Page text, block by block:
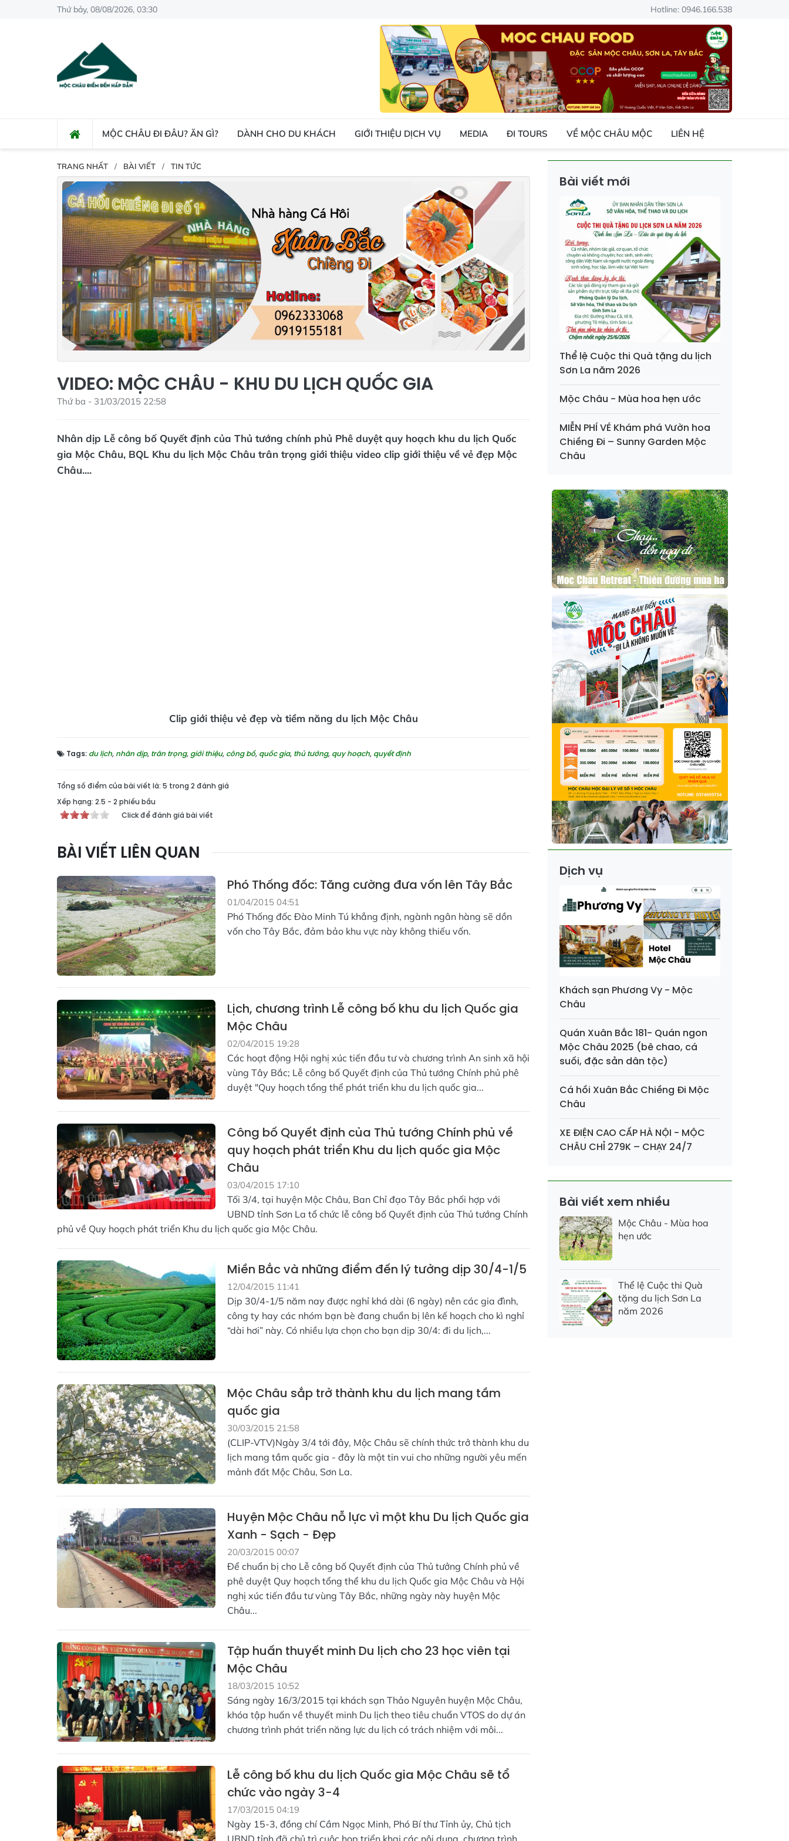
Thứ bảy, 08/08/2026, 03:30 Hotline: 0946.166.538
MỘC CHÂU ĐI ĐÂU? ĂN GÌ? DÀNH CHO DU KHÁCH GIỚI THIỆU DỊCH VỤ MEDIA ĐI TOURS VỀ MỘC CHÂU MỘC LIÊN HỆ
TRANG NHẤT BÀI VIẾT TIN TỨC
VIDEO: MỘC CHÂU - KHU DU LỊCH QUỐC GIA
Thứ ba - 31/03/2015 22:58
Nhân dịp Lễ công bố Quyết định của Thủ tướng chính phủ Phê duyệt quy hoạch khu du lịch Quốc
gia Mộc Châu, BQL Khu du lịch Mộc Châu trân trọng giới thiệu video clip giới thiệu về vẻ đẹp Mộc
Châu....
Clip giới thiệu vẻ đẹp và tiềm năng du lịch Mộc Châu
Tags: du lịch, nhân dịp, trân trọng, giới thiệu, công bố, quốc gia, thủ tướng, quy hoạch, quyết định
Tổng số điểm của bài viết là: 5 trong 2 đánh giá
Xếp hạng: 2.5 - 2 phiếu bầu
Click để đánh giá bài viết
BÀI VIẾT LIÊN QUAN
Phó Thống đốc: Tăng cường đưa vốn lên Tây Bắc
01/04/2015 04:51
Phó Thống đốc Đào Minh Tú khẳng định, ngành ngân hàng sẽ dồn
vốn cho Tây Bắc, đảm bảo khu vực này không thiếu vốn.
Lịch, chương trình Lễ công bố khu du lịch Quốc gia
Mộc Châu
02/04/2015 19:28
Các hoạt động Hội nghị xúc tiến đầu tư và chương trình An sinh xã hội
vùng Tây Bắc; Lễ công bố Quyết định của Thủ tướng Chính phủ phê
duyệt "Quy hoạch tổng thể phát triển khu du lịch quốc gia...
Công bố Quyết định của Thủ tướng Chính phủ về
quy hoạch phát triển Khu du lịch quốc gia Mộc
Châu
03/04/2015 17:10
Tối 3/4, tại huyện Mộc Châu, Ban Chỉ đạo Tây Bắc phối hợp với
UBND tỉnh Sơn La tổ chức lễ công bố Quyết định của Thủ tướng Chính
phủ về Quy hoạch phát triển Khu du lịch quốc gia Mộc Châu.
Miền Bắc và những điểm đến lý tưởng dịp 30/4-1/5
12/04/2015 11:41
Dịp 30/4-1/5 năm nay được nghỉ khá dài (6 ngày) nên các gia đình,
công ty hay các nhóm bạn bè đang chuẩn bị lên kế hoạch cho kì nghỉ
“dài hơi” này. Có nhiều lựa chọn cho bạn dịp 30/4: đi du lịch,...
Mộc Châu sắp trở thành khu du lịch mang tầm
quốc gia
30/03/2015 21:58
(CLIP-VTV)Ngày 3/4 tới đây, Mộc Châu sẽ chính thức trở thành khu du
lịch mang tầm quốc gia - đây là một tin vui cho những người yêu mến
mảnh đất Mộc Châu, Sơn La.
Huyện Mộc Châu nỗ lực vì một khu Du lịch Quốc gia
Xanh - Sạch - Đẹp
20/03/2015 00:07
Để chuẩn bị cho Lễ công bố Quyết định của Thủ tưởng Chính phủ về
phê duyệt Quy hoạch tổng thể khu du lịch Quốc gia Mộc Châu và Hội
nghị xúc tiến đầu tư vùng Tây Bắc, những ngày này huyện Mộc
Châu...
Tập huấn thuyết minh Du lịch cho 23 học viên tại
Mộc Châu
18/03/2015 10:52
Sáng ngày 16/3/2015 tại khách sạn Thảo Nguyên huyện Mộc Châu,
khóa tập huấn về thuyết minh Du lịch theo tiêu chuẩn VTOS do dự án
chương trình phát triển năng lực du lịch có trách nhiệm với môi...
Lễ công bố khu du lịch Quốc gia Mộc Châu sẽ tổ
chức vào ngày 3-4
17/03/2015 04:19
Ngày 15-3, đồng chí Cầm Ngọc Minh, Phó Bí thư Tỉnh ủy, Chủ tịch
UBND tỉnh đã chủ trì cuộc họp triển khai các nội dung, chương trình
Bài viết mới
Thể lệ Cuộc thi Quà tặng du lịch
Sơn La năm 2026
Mộc Châu - Mùa hoa hẹn ước
MIỄN PHÍ VÉ Khám phá Vườn hoa
Chiềng Đi – Sunny Garden Mộc
Châu
Dịch vụ
Khách sạn Phương Vy - Mộc
Châu
Quán Xuân Bắc 181- Quán ngon
Mộc Châu 2025 (bê chao, cá
suối, đặc sản dân tộc)
Cá hồi Xuân Bắc Chiềng Đi Mộc
Châu
XE ĐIỆN CAO CẤP HÀ NỘI - MỘC
CHÂU CHỈ 279K – CHẠY 24/7
Bài viết xem nhiều
Mộc Châu - Mùa hoa
hẹn ước
Thể lệ Cuộc thi Quà
tặng du lịch Sơn La
năm 2026